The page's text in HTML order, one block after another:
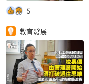
5
教育發展